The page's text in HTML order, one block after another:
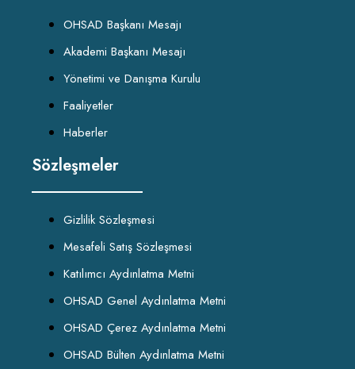
OHSAD Başkanı Mesajı
Akademi Başkanı Mesajı
Yönetimi ve Danışma Kurulu
Faaliyetler
Haberler
Sözleşmeler
Gizlilik Sözleşmesi
Mesafeli Satış Sözleşmesi
Katılımcı Aydınlatma Metni
OHSAD Genel Aydınlatma Metni
OHSAD Çerez Aydınlatma Metni
OHSAD Bülten Aydınlatma Metni